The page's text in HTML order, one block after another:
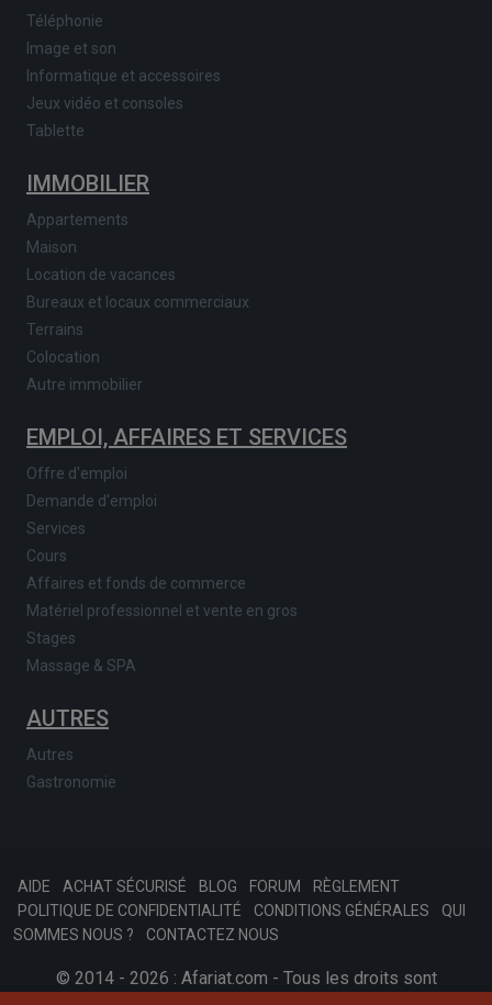
Téléphonie
Image et son
Informatique et accessoires
Jeux vidéo et consoles
Tablette
IMMOBILIER
Appartements
Maison
Location de vacances
Bureaux et locaux commerciaux
Terrains
Colocation
Autre immobilier
EMPLOI, AFFAIRES ET SERVICES
Offre d'emploi
Demande d'emploi
Services
Cours
Affaires et fonds de commerce
Matériel professionnel et vente en gros
Stages
Massage & SPA
AUTRES
Autres
Gastronomie
AIDE ACHAT SÉCURISÉ BLOG FORUM
RÈGLEMENT
POLITIQUE DE CONFIDENTIALITÉ
CONDITIONS GÉNÉRALES
QUI
SOMMES NOUS ?
CONTACTEZ NOUS
© 2014 - 2026 : Afariat.com - Tous les droits sont